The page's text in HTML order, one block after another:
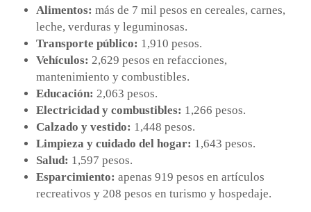
Alimentos: más de 7 mil pesos en cereales, carnes,
leche, verduras y leguminosas.
Transporte público: 1,910 pesos.
Vehículos: 2,629 pesos en refacciones,
mantenimiento y combustibles.
Educación: 2,063 pesos.
Electricidad y combustibles: 1,266 pesos.
Calzado y vestido: 1,448 pesos.
Limpieza y cuidado del hogar: 1,643 pesos.
Salud: 1,597 pesos.
Esparcimiento: apenas 919 pesos en artículos
recreativos y 208 pesos en turismo y hospedaje.